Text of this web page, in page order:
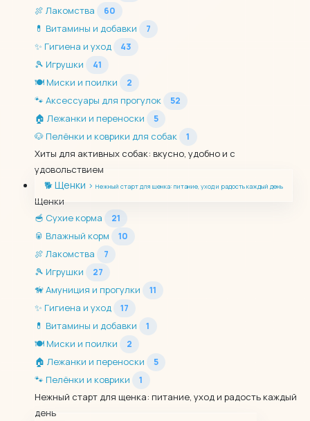
🍖 Лакомства 60
💊 Витамины и добавки 7
✨ Гигиена и уход 43
🎾 Игрушки 41
🍽️ Миски и поилки 2
🐾Аксессуары для прогулок 52
🏠 Лежанки и переноски 5
🐶 Пелёнки и коврики для собак 1
Хиты для активных собак: вкусно, удобно и с
удовольствием
🐕Щенки › Нежный старт для щенка: питание, уход и радость каждый день
Щенки
🥣 Сухие корма 21
🥫 Влажный корм 10
🍖 Лакомства 7
🎾 Игрушки 27
🦮Амуниция и прогулки 11
✨ Гигиена и уход 17
💊 Витамины и добавки 1
🍽️ Миски и поилки 2
🏠 Лежанки и переноски 5
🐾 Пелёнки и коврики 1
Нежный старт для щенка: питание, уход и радость каждый
день